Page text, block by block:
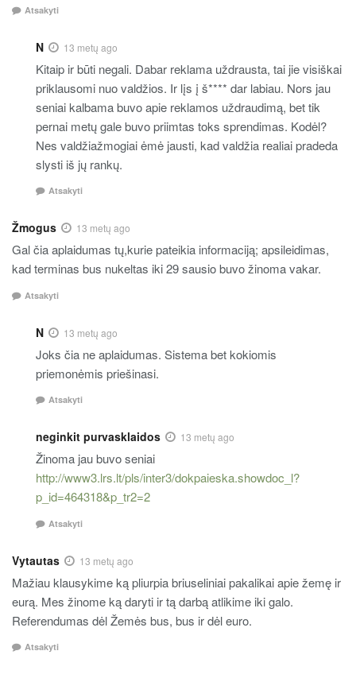
Atsakyti
N 13 metų ago
Kitaip ir būti negali. Dabar reklama uždrausta, tai jie visiškai
priklausomi nuo valdžios. Ir lįs į š**** dar labiau. Nors jau
seniai kalbama buvo apie reklamos uždraudimą, bet tik
pernai metų gale buvo priimtas toks sprendimas. Kodėl?
Nes valdžiažmogiai ėmė jausti, kad valdžia realiai pradeda
slysti iš jų rankų.
Atsakyti
Žmogus 13 metų ago
Gal čia aplaidumas tų,kurie pateikia informaciją; apsileidimas,
kad terminas bus nukeltas iki 29 sausio buvo žinoma vakar.
Atsakyti
N 13 metų ago
Joks čia ne aplaidumas. Sistema bet kokiomis
priemonėmis priešinasi.
Atsakyti
neginkit purvasklaidos 13 metų ago
Žinoma jau buvo seniai
http://www3.lrs.lt/pls/inter3/dokpaieska.showdoc_l?
p_id=464318&p_tr2=2
Atsakyti
Vytautas 13 metų ago
Mažiau klausykime ką pliurpia briuseliniai pakalikai apie žemę ir
eurą. Mes žinome ką daryti ir tą darbą atlikime iki galo.
Referendumas dėl Žemės bus, bus ir dėl euro.
Atsakyti